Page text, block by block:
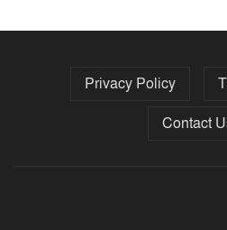
নির্বাচনের
Privacy Policy
Contact